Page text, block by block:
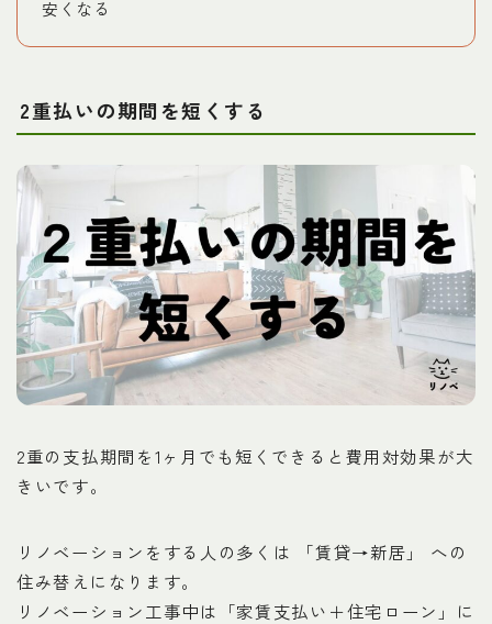
安くなる
2重払いの期間を短くする
2重の支払期間を1ヶ月でも短くできると費用対効果が大
きいです。
リノベーションをする人の多くは 「賃貸→新居」 への
住み替えになります。
リノベーション工事中は「家賃支払い＋住宅ローン」に